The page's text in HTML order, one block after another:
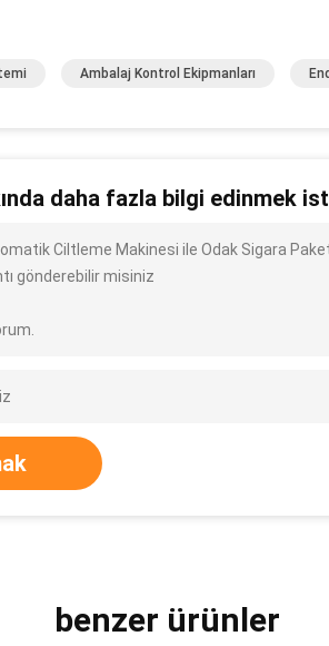
Ambalaj Kontrol Ekipmanları
daha fazla bilgi edinmek
Ciltleme Makinesi ile Odak Sigara
gönderebilir misiniz
benzer ürünler